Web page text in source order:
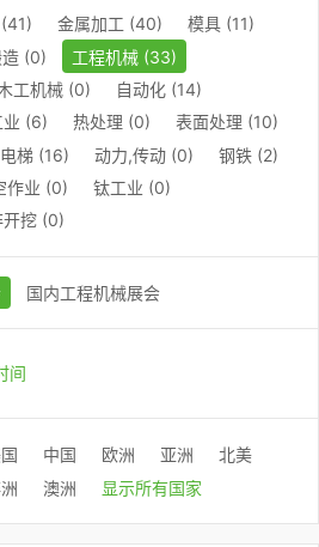
金属加工 (40)
模具 (11)
(0)
工程机械 (33)
工机械 (0)
自动化 (14)
业 (6) 热处理 (0)
表面处理 (10)
电梯 (16) 动力,传动 (0)
钢铁 (2)
作业 (0)
钛工业 (0)
开挖 (0)
国内工程机械展会
间
中国 欧洲 亚洲
北美
澳洲 显示所有国家